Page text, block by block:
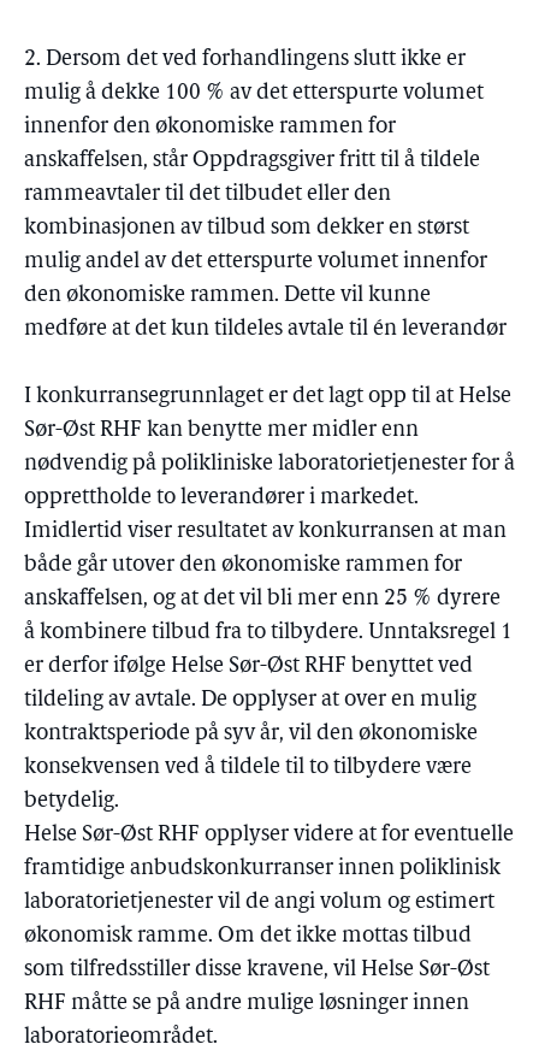
2. Dersom det ved forhandlingens slutt ikke er
mulig å dekke 100 % av det etterspurte volumet
innenfor den økonomiske rammen for
anskaffelsen, står Oppdragsgiver fritt til å tildele
rammeavtaler til det tilbudet eller den
kombinasjonen av tilbud som dekker en størst
mulig andel av det etterspurte volumet innenfor
den økonomiske rammen. Dette vil kunne
medføre at det kun tildeles avtale til én leverandør
I konkurransegrunnlaget er det lagt opp til at Helse
Sør-Øst RHF kan benytte mer midler enn
nødvendig på polikliniske laboratorietjenester for å
opprettholde to leverandører i markedet.
Imidlertid viser resultatet av konkurransen at man
både går utover den økonomiske rammen for
anskaffelsen, og at det vil bli mer enn 25 % dyrere
å kombinere tilbud fra to tilbydere. Unntaksregel 1
er derfor ifølge Helse Sør-Øst RHF benyttet ved
tildeling av avtale. De opplyser at over en mulig
kontraktsperiode på syv år, vil den økonomiske
konsekvensen ved å tildele til to tilbydere være
betydelig.
Helse Sør-Øst RHF opplyser videre at for eventuelle
framtidige anbudskonkurranser innen poliklinisk
laboratorietjenester vil de angi volum og estimert
økonomisk ramme. Om det ikke mottas tilbud
som tilfredsstiller disse kravene, vil Helse Sør-Øst
RHF måtte se på andre mulige løsninger innen
laboratorieområdet.